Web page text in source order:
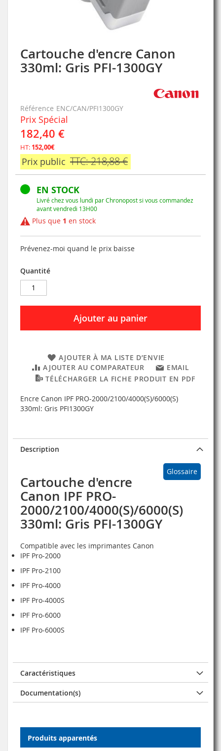
Cartouche d'encre Canon
330ml: Gris PFI-1300GY
Référence ENC/CAN/PFI1300GY
Prix Spécial
182,40 €
HT: 152,00€
Prix public TTC: 218,88 €
EN STOCK
Livré chez vous lundi par Chronopost si vous commandez
avant vendredi 13H00
Plus que 1 en stock
Prévenez-moi quand le prix baisse
Quantité
Ajouter au panier
AJOUTER À MA LISTE D’ENVIE
AJOUTER AU COMPARATEUR
EMAIL
TÉLÉCHARGER LA FICHE PRODUIT EN PDF
Encre Canon IPF PRO-2000/2100/4000(S)/6000(S)
330ml: Gris PFI1300GY
Skip
to
the
images
gallery
Description
Glossaire
Cartouche d'encre
Canon IPF PRO-
2000/2100/4000(S)/6000(S)
330ml: Gris PFI-1300GY
Compatible avec les imprimantes Canon
IPF Pro-2000
IPF Pro-2100
IPF Pro-4000
IPF Pro-4000S
IPF Pro-6000
IPF Pro-6000S
Caractéristiques
Documentation(s)
Produits apparentés